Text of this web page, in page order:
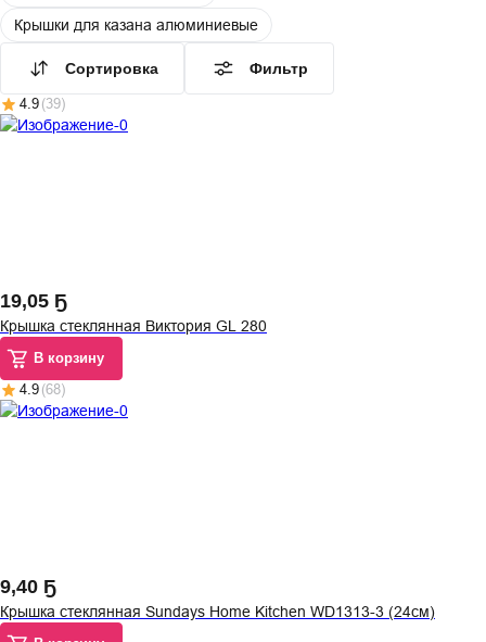
Крышки для казана алюминиевые
Сортировка Фильтр
4.9 (39)
19,05 Ҕ
Крышка стеклянная Виктория GL 280
В корзину
4.9 (68)
9,40 Ҕ
Крышка стеклянная Sundays Home Kitchen WD1313-3 (24см)